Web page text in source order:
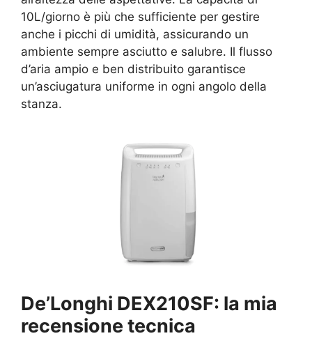
10L/giorno è più che sufficiente per gestire
anche i picchi di umidità, assicurando un
ambiente sempre asciutto e salubre. Il flusso
d’aria ampio e ben distribuito garantisce
un’asciugatura uniforme in ogni angolo della
stanza.
De’Longhi DEX210SF: la mia
recensione tecnica